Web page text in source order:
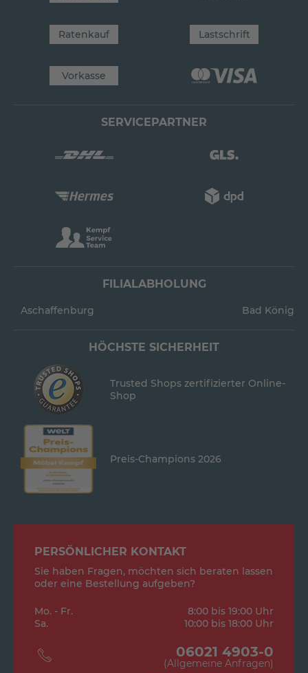
Ratenkauf Lastschrift
Vorkasse
SERVICEPARTNER
FILIALABHOLUNG
Aschaffenburg Bad König
HÖCHSTE SICHERHEIT
Trusted Shops zertifizierter Online-
Shop
Preis-Champions 2026
PERSÖNLICHER KONTAKT
Sie haben Fragen, möchten sich beraten lassen
oder eine Bestellung aufgeben?
Mo. - Fr.
8:00 bis 19:00 Uhr
Sa.
10:00 bis 18:00 Uhr
06021 4903-0
(Allgemeine Anfragen)